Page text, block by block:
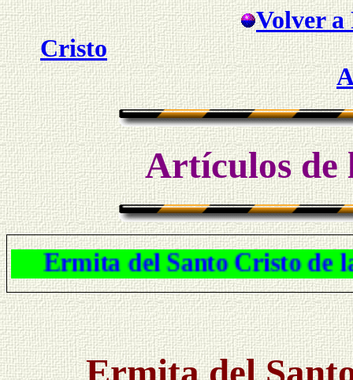
Volver a
Cristo
Artículos de
Ermita del Santo Cristo